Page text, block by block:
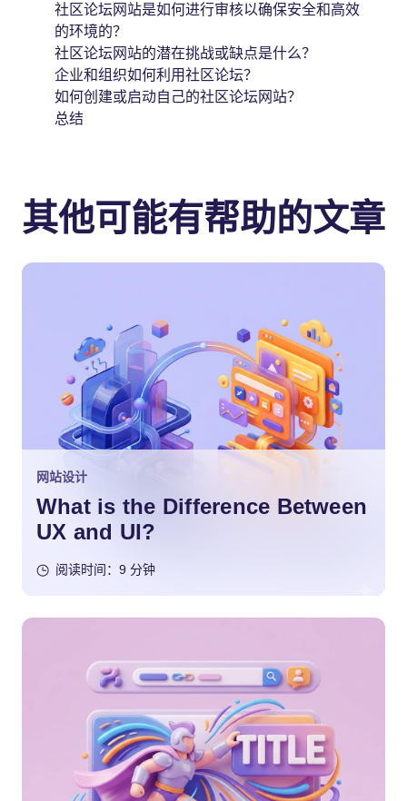
社区论坛网站是如何进行审核以确保安全和高效
的环境的？
社区论坛网站的潜在挑战或缺点是什么？
企业和组织如何利用社区论坛？
如何创建或启动自己的社区论坛网站？
总结
其他可能有帮助的文章
网站设计
What is the Difference Between
UX and UI?
阅读时间：9 分钟